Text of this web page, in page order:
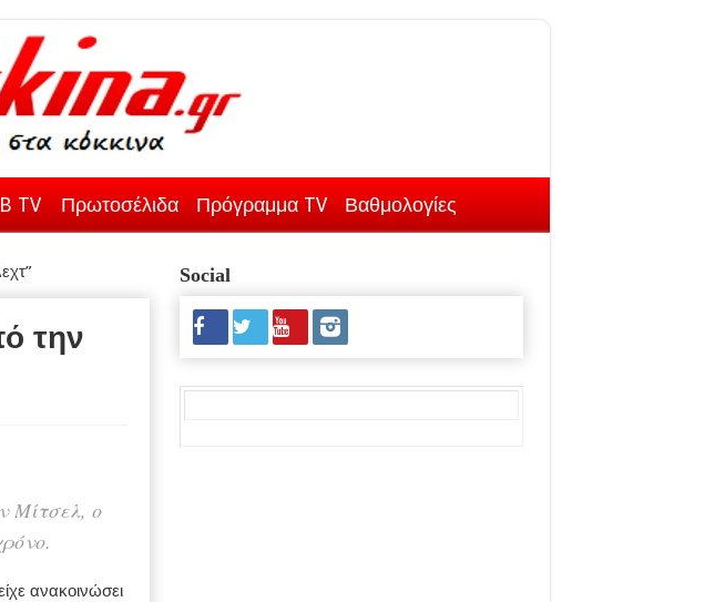
TV Πρωτοσέλιδα Πρόγραμμα TV Βαθμολογίες
την
Μίτσελ, ο
ανακοινώσει
Social